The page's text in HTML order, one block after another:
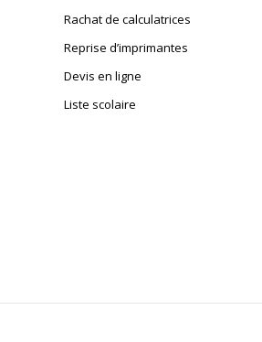
Rachat de calculatrices
Reprise d’imprimantes
Devis en ligne
Liste scolaire